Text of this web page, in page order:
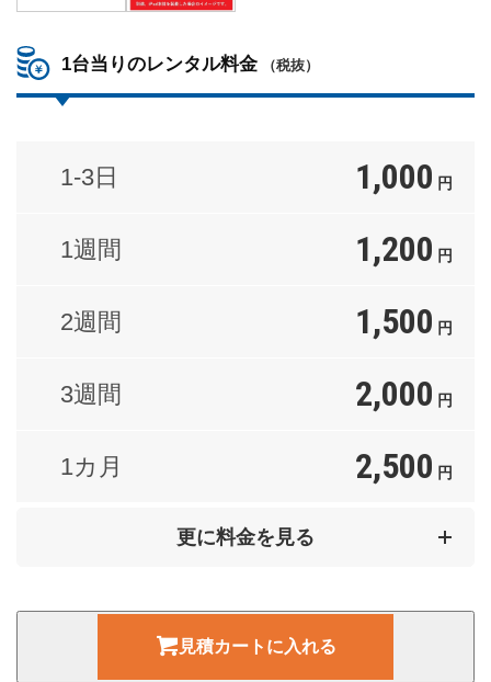
1台当りのレンタル料金 （税抜）
1-3日 1,000 円
1週間 1,200 円
2週間 1,500 円
3週間 2,000 円
1カ月 2,500 円
円
3カ月 5,000円
更に料金を見る
見積カートに入れる